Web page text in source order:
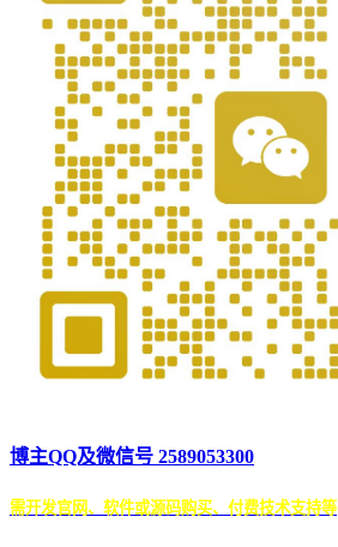
博主QQ及微信号 2589053300
需开发官网、软件或源码购买、付费技术支持等